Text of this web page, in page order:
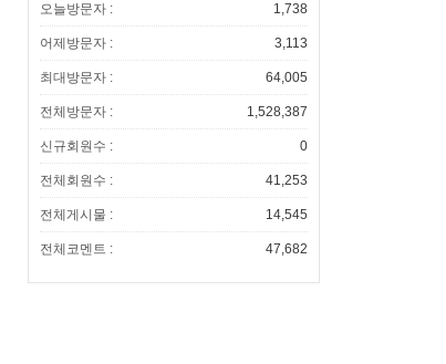
들의 참석 신청바랍니다.
오늘방문자 : 1,738
어제방문자 : 3,113
최대방문자 : 64,005
전체방문자 : 1,528,387
신규회원수 : 0
전체회원수 : 41,253
전체게시물 : 14,545
전체코멘트 : 47,682